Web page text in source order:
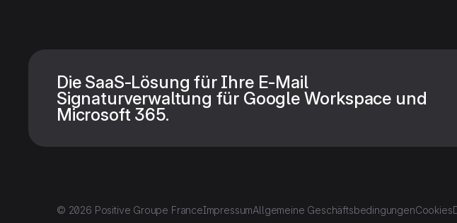
Die SaaS-Lösung für Ihre E-Mail
Signaturverwaltung für Google Workspace und
Microsoft 365.
© 2026 Positive Groupe FranceImpressumAllgemeine GeschäftsbedingungenCookies